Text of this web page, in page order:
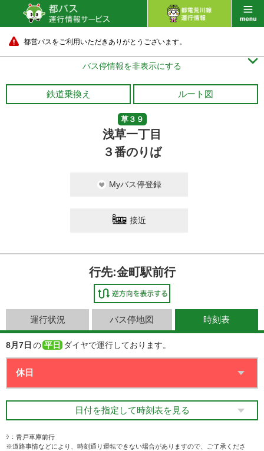
都営バスをご利用いただきありがとうございます。
バス停情報を非表示にする 
鉄道乗換え ルート図
草３９
浅草一丁目
３番のりば
Myバス停登録
接近
行先:金町駅前行
運行状況 バス停地図 時刻表
8月7日 の 平日 ダイヤで運行しております。
日付を指定して時刻表を見る
ｼ：青戸車庫前行
※道路事情などにより、時刻通り運転できない場合がありますので、ご了承くださ